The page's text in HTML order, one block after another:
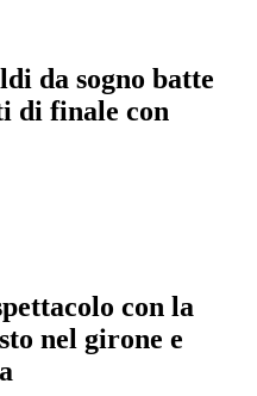
da sogno batte
di finale con
con la
nel girone e